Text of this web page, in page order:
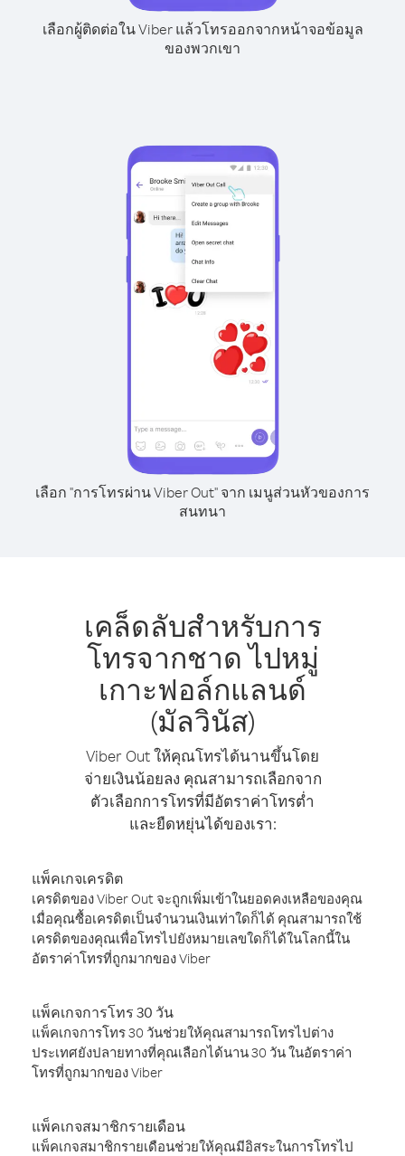
เลือกผู้ติดต่อใน Viber แล้วโทรออกจากหน้าจอข้อมูล
ของพวกเขา
เลือก "การโทรผ่าน Viber Out" จาก เมนูส่วนหัวของการ
สนทนา
เคล็ดลับสำหรับการ
โทรจากชาด ไปหมู่
เกาะฟอล์กแลนด์
(มัลวินัส)
Viber Out ให้คุณโทรได้นานขึ้นโดย
จ่ายเงินน้อยลง คุณสามารถเลือกจาก
ตัวเลือกการโทรที่มีอัตราค่าโทรต่ำ
และยืดหยุ่นได้ของเรา:
แพ็คเกจเครดิต
เครดิตของ Viber Out จะถูกเพิ่มเข้าในยอดคงเหลือของคุณ
เมื่อคุณซื้อเครดิตเป็นจำนวนเงินเท่าใดก็ได้ คุณสามารถใช้
เครดิตของคุณเพื่อโทรไปยังหมายเลขใดก็ได้ในโลกนี้ใน
อัตราค่าโทรที่ถูกมากของ Viber
แพ็คเกจการโทร 30 วัน
แพ็คเกจการโทร 30 วันช่วยให้คุณสามารถโทรไปต่าง
ประเทศยังปลายทางที่คุณเลือกได้นาน 30 วัน ในอัตราค่า
โทรที่ถูกมากของ Viber
แพ็คเกจสมาชิกรายเดือน
แพ็คเกจสมาชิกรายเดือนช่วยให้คุณมีอิสระในการโทรไป